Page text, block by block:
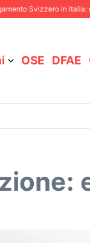
Svizzero in Italia:
OSE DFAE